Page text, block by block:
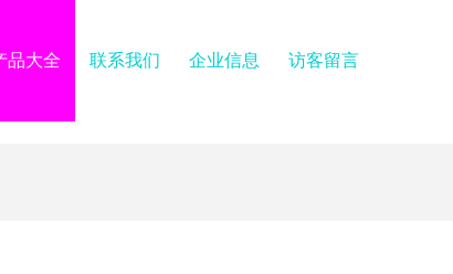
品大全 联系我们 企业信息 访客留言